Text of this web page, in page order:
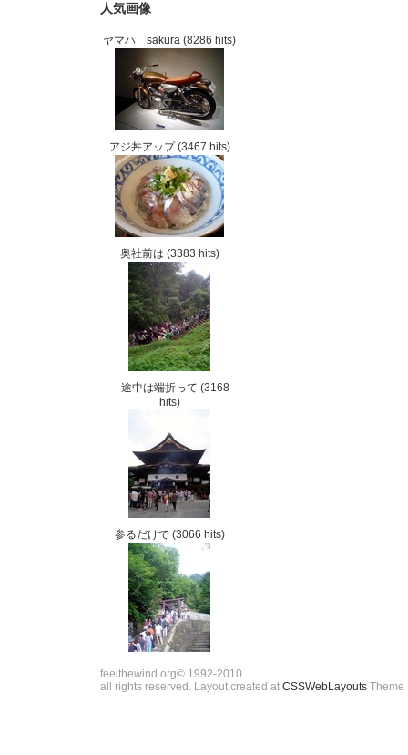
人気画像
ヤマハ sakura (8286 hits)
アジ丼アップ(3467 hits)
奥社前は (3383 hits)
途中は端折って (3168
hits)
参るだけで(3066 hits)
feelthewind.org© 1992-2010
all rights reserved. Layout created at CSSWebLayouts